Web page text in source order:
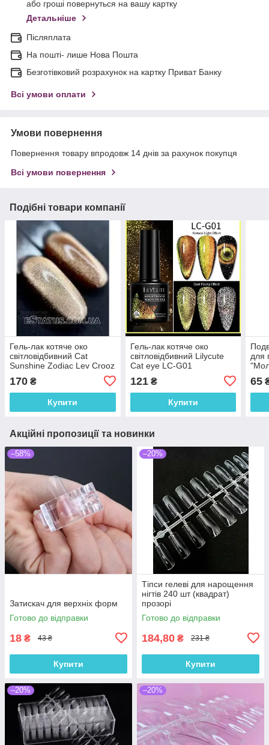
або гроші повернуться на вашу картку
Детальніше
Післяплата
На пошті- лише Нова Пошта
Безготівковий розрахунок на картку Приват Банку
Всі умови оплати
Умови повернення
Повернення товару впродовж 14 днів за рахунок покупця
Всі умови повернення
Подібні товари компанії
Гель-лак котяче око
світловідбивний Cat
Sunshine Zodiac Lev Crooz
170 ₴
Купити
Гель-лак котяче око
світловідбивний Lilycute
Cat eye LC-G01
121₴
Купити
для
65
Акційні пропозиції та новинки
–58%
Затискач для верхніх форм
Готово до відправки
18 ₴ 43 ₴
Купити
–20%
Тіпси гелеві для нарощення
нігтів 240 шт (квадрат)
прозорі
Готово до відправки
184,80 ₴ 231 ₴
Купити
–20% –20%